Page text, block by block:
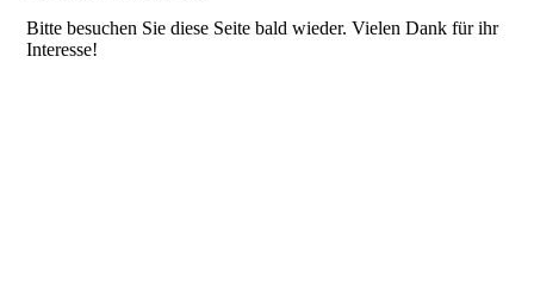
Bitte besuchen Sie diese Seite bald wieder. Vielen Dank für ihr
Interesse!